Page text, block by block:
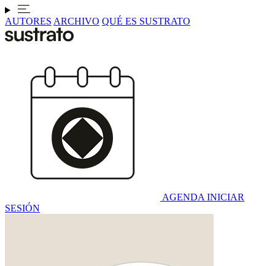
AUTORES ARCHIVO QUÉ ES SUSTRATO
AGENDA INICIAR
SESIÓN